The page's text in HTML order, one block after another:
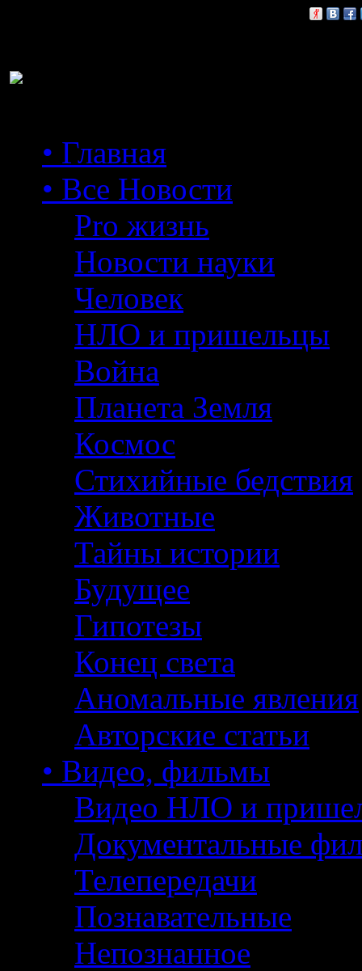
• Главная
• Все Новости
Pro жизнь
Новости науки
Человек
НЛО и пришельцы
Война
Планета Земля
Космос
Стихийные бедствия
Животные
Тайны истории
Будущее
Гипотезы
Конец света
Аномальные явления
Авторские статьи
• Видео, фильмы
Видео НЛО и
Документальные
Телепередачи
Познавательные
Непознанное